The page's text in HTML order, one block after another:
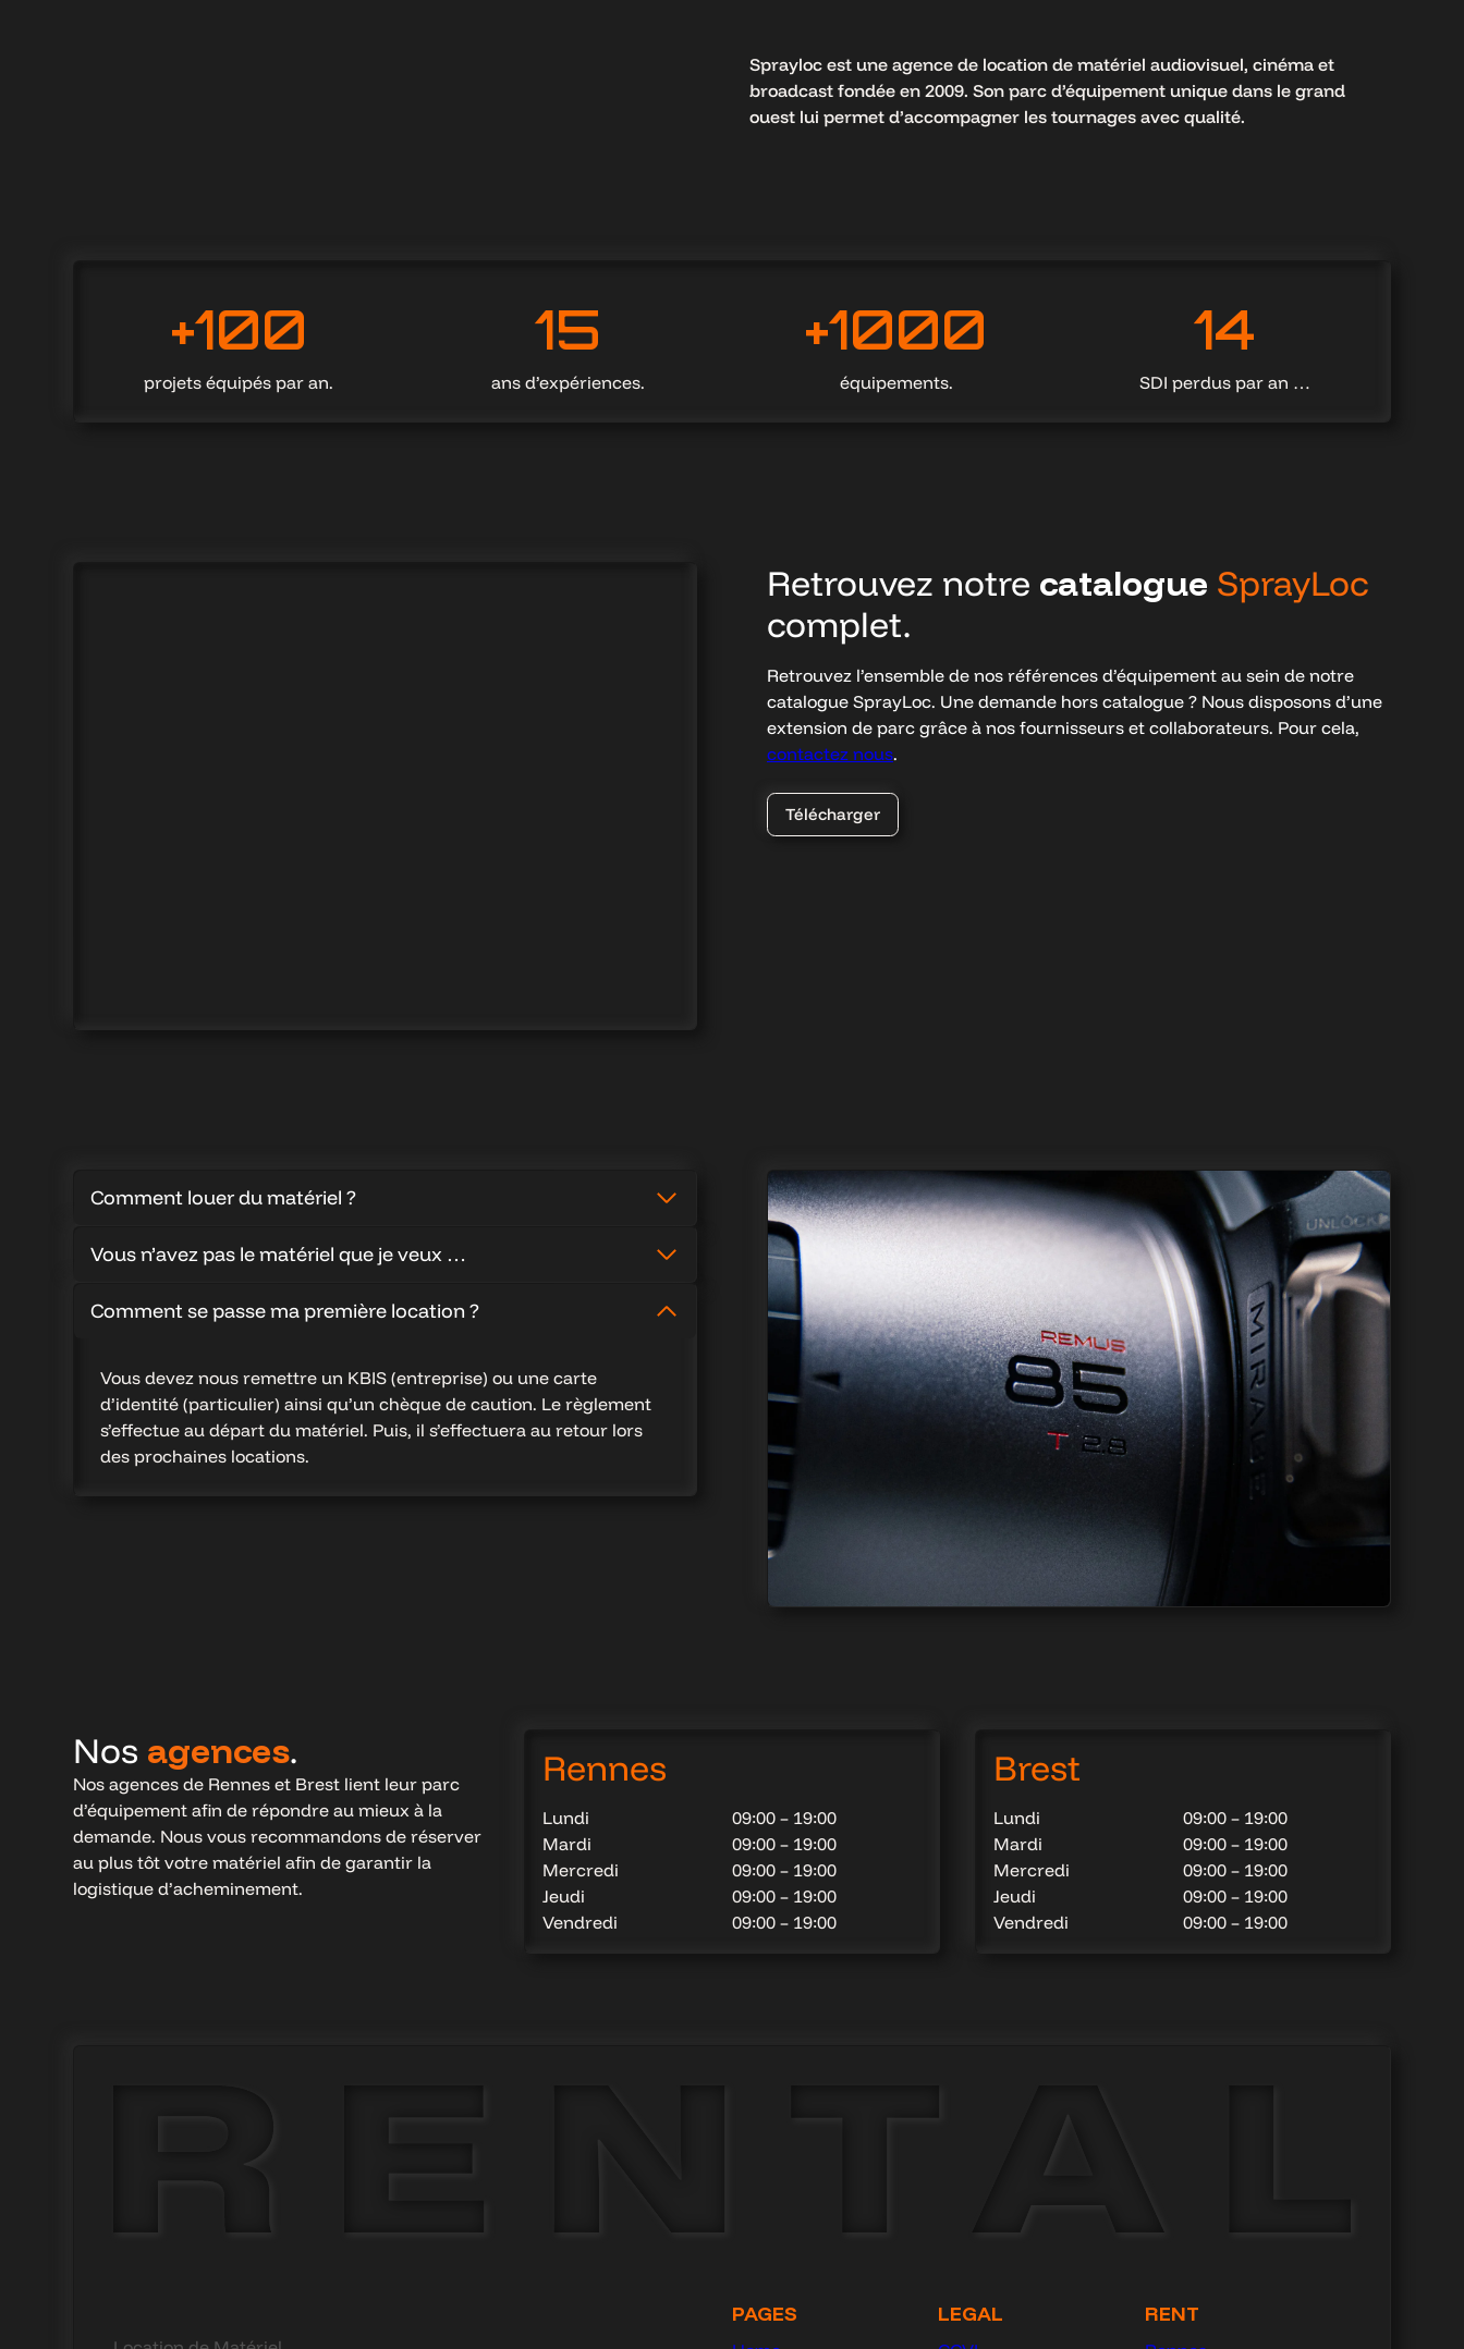
Sprayloc est une agence de location de matériel audiovisuel, cinéma et
broadcast fondée en 2009. Son parc d’équipement unique dans le grand
ouest lui permet d’accompagner les tournages avec qualité.
+100
projets équipés par an.
15
ans d’expériences.
+1000
équipements.
14
SDI perdus par an …
Retrouvez notre catalogue SprayLoc
complet.
Retrouvez l’ensemble de nos références d’équipement au sein de notre
catalogue SprayLoc. Une demande hors catalogue ? Nous disposons d’une
extension de parc grâce à nos fournisseurs et collaborateurs. Pour cela,
contactez nous.
Télécharger
Comment louer du matériel ?
Vous n’avez pas le matériel que je veux …
Comment se passe ma première location ?
Vous devez nous remettre un KBIS (entreprise) ou une carte
d’identité (particulier) ainsi qu’un chèque de caution. Le règlement
s’effectue au départ du matériel. Puis, il s’effectuera au retour lors
des prochaines locations.
Nos agences.
Nos agences de Rennes et Brest lient leur parc
d’équipement afin de répondre au mieux à la
demande. Nous vous recommandons de réserver
au plus tôt votre matériel afin de garantir la
logistique d’acheminement.
Rennes
Lundi
Mardi
Mercredi
Jeudi
Vendredi
09:00 – 19:00
09:00 – 19:00
09:00 – 19:00
09:00 – 19:00
09:00 – 19:00
Brest
Lundi
Mardi
Mercredi
Jeudi
Vendredi
09:00 – 19:00
09:00 – 19:00
09:00 – 19:00
09:00 – 19:00
09:00 – 19:00
PAGES LEGAL RENT